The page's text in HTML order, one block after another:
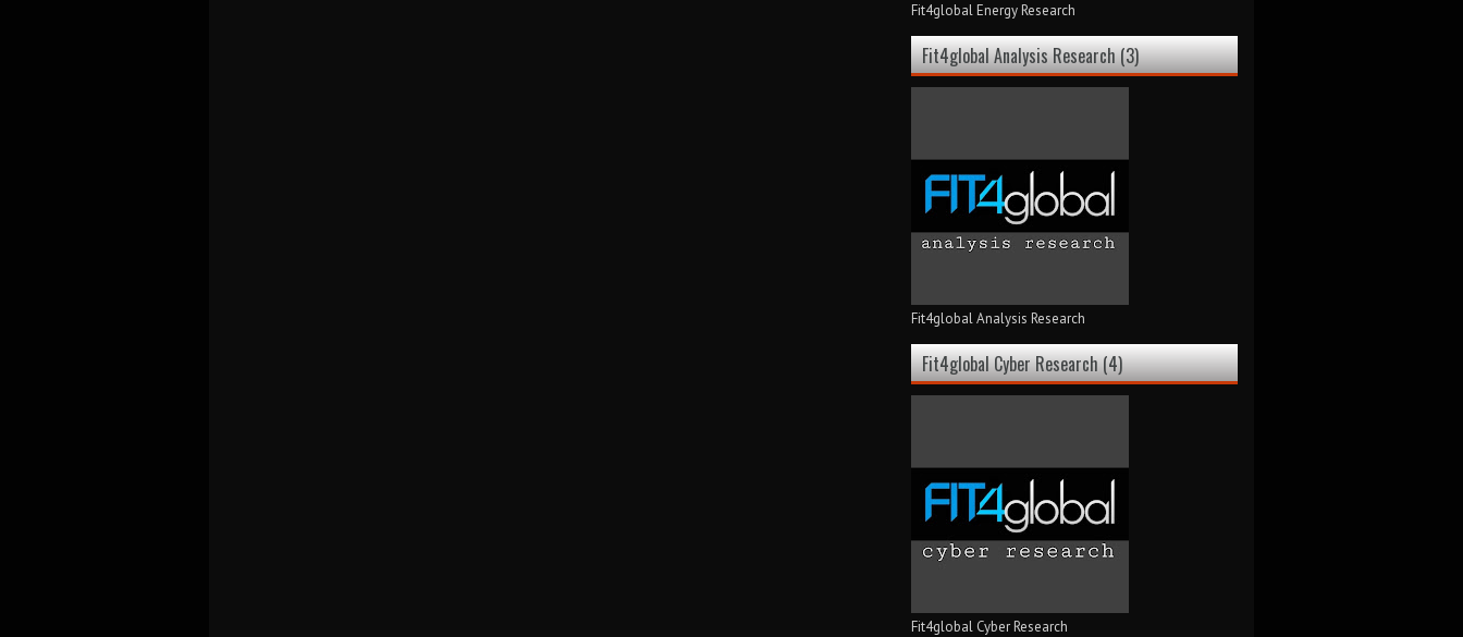
Fit4global Energy Research
Fit4global Analysis Research (3)
Fit4global Analysis Research
Fit4global Cyber Research (4)
Fit4global Cyber Research